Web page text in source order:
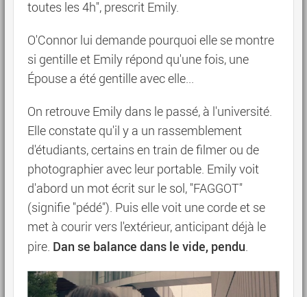
toutes les 4h", prescrit Emily.
O'Connor lui demande pourquoi elle se montre
si gentille et Emily répond qu'une fois, une
Épouse a été gentille avec elle...
On retrouve Emily dans le passé, à l'université.
Elle constate qu'il y a un rassemblement
d'étudiants, certains en train de filmer ou de
photographier avec leur portable. Emily voit
d'abord un mot écrit sur le sol, "FAGGOT"
(signifie "pédé"). Puis elle voit une corde et se
met à courir vers l'extérieur, anticipant déjà le
pire. Dan se balance dans le vide, pendu.